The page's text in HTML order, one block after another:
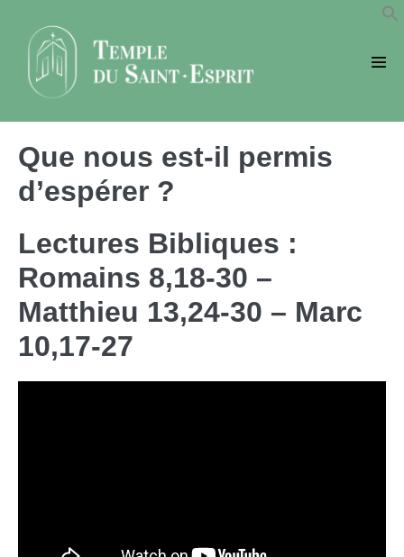
contenu
Que nous est-il permis
d’espérer ?
Lectures Bibliques :
Romains 8,18-30 –
Matthieu 13,24-30 – Marc
10,17-27